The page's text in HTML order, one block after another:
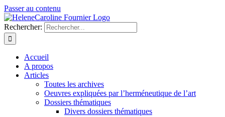
Passer au contenu
Rechercher:
Accueil
A propos
Articles
Toutes les archives
Oeuvres expliquées par l’herméneutique de l’art
Dossiers thématiques
Divers dossiers thématiques